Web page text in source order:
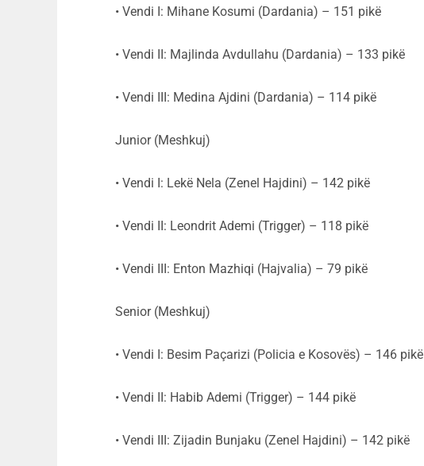
• Vendi I: Mihane Kosumi (Dardania) – 151 pikë
• Vendi II: Majlinda Avdullahu (Dardania) – 133 pikë
• Vendi III: Medina Ajdini (Dardania) – 114 pikë
Junior (Meshkuj)
• Vendi I: Lekë Nela (Zenel Hajdini) – 142 pikë
• Vendi II: Leondrit Ademi (Trigger) – 118 pikë
• Vendi III: Enton Mazhiqi (Hajvalia) – 79 pikë
Senior (Meshkuj)
• Vendi I: Besim Paçarizi (Policia e Kosovës) – 146 pikë
• Vendi II: Habib Ademi (Trigger) – 144 pikë
• Vendi III: Zijadin Bunjaku (Zenel Hajdini) – 142 pikë